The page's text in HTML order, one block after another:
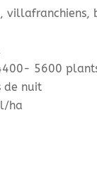
villafranchiens,
5600
de nuit
ha